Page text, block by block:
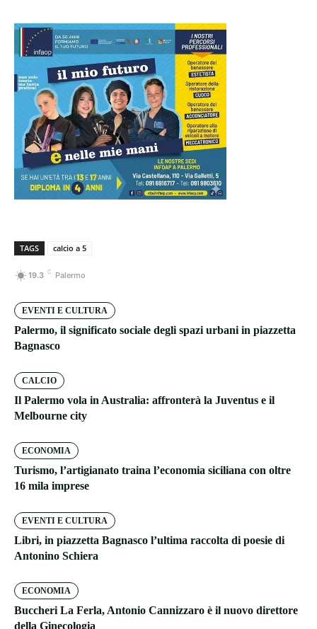
TAGS calcio a 5
19.3 C Palermo
EVENTI E CULTURA
Palermo, il significato sociale degli spazi urbani in piazzetta
Bagnasco
CALCIO
Il Palermo vola in Australia: affronterà la Juventus e il
Melbourne city
ECONOMIA
Turismo, l’artigianato traina l’economia siciliana con oltre
16 mila imprese
EVENTI E CULTURA
Libri, in piazzetta Bagnasco l’ultima raccolta di poesie di
Antonino Schiera
ECONOMIA
Buccheri La Ferla, Antonio Cannizzaro è il nuovo direttore
della Ginecologia